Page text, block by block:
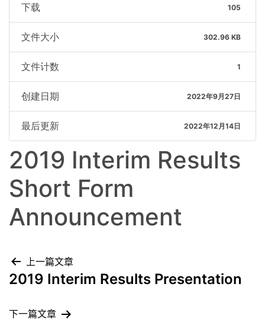
下载 105
文件大小 302.96 KB
文件计数 1
创建日期 2022年9月27日
最后更新 2022年12月14日
2019 Interim Results
Short Form
Announcement
上一篇文章
2019 Interim Results Presentation
下一篇文章